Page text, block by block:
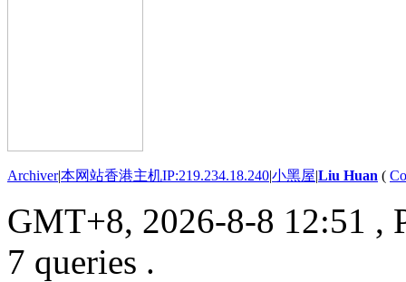
Archiver|本网站香港主机IP:219.234.18.240|小黑屋|Liu Huan (
GMT+8, 2026-8-8 12:51 ,
7 queries .